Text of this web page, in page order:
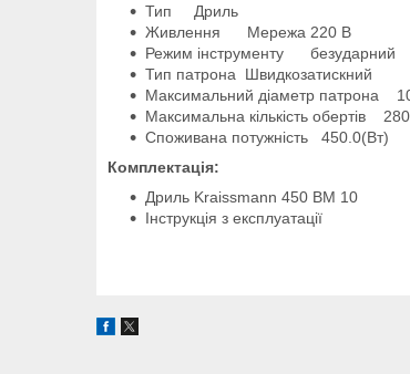
Тип Дриль
Живлення Мережа 220 В
Режим інструменту безударний
Тип патрона Швидкозатискний
Максимальний діаметр патрона
Максимальна кількість обертів
Споживана
Комплектація:
Дриль Kraissmann 450 BM 10
Інструкція з експлуатації